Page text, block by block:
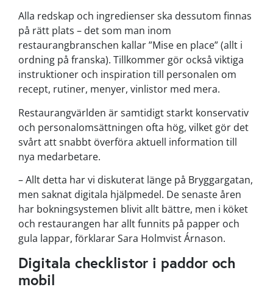
Alla redskap och ingredienser ska dessutom finnas
på rätt plats – det som man inom
restaurangbranschen kallar ”Mise en place” (allt i
ordning på franska). Tillkommer gör också viktiga
instruktioner och inspiration till personalen om
recept, rutiner, menyer, vinlistor med mera.
Restaurangvärlden är samtidigt starkt konservativ
och personalomsättningen ofta hög, vilket gör det
svårt att snabbt överföra aktuell information till
nya medarbetare.
– Allt detta har vi diskuterat länge på Bryggargatan,
men saknat digitala hjälpmedel. De senaste åren
har bokningsystemen blivit allt bättre, men i köket
och restaurangen har allt funnits på papper och
gula lappar, förklarar Sara Holmvist Árnason.
Digitala checklistor i paddor och
mobil